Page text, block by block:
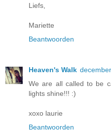
Liefs,
Mariette
Beantwoorden
Heaven's Walk
We are all called to be
lights shine!!! :)
xoxo laurie
Beantwoorden